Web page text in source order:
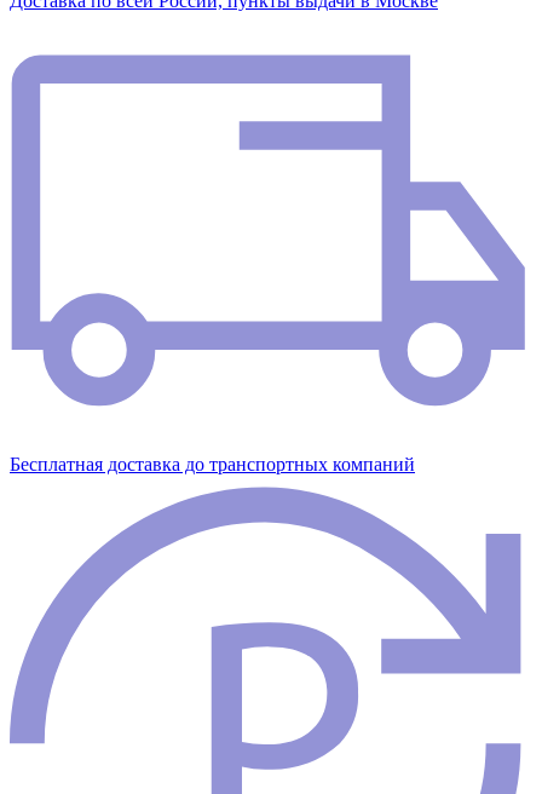
Бесплатная доставка до транспортных компаний